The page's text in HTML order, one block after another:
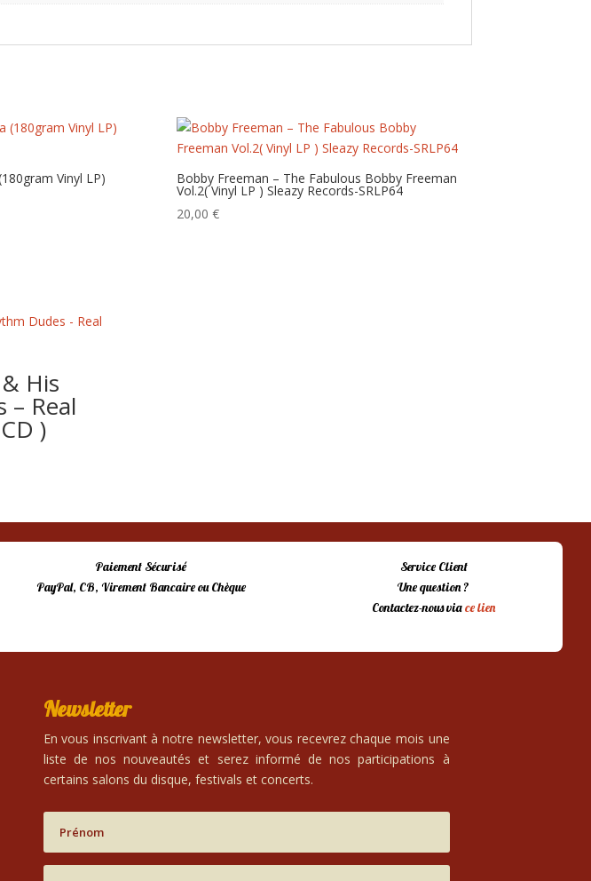
Vinyl LP) Bobby Freeman – The Fabulous Bobby Freeman
Vol.2( Vinyl LP ) Sleazy Records-SRLP64
20,00€
His
– Real
)
Paiement Sécurisé
PayPal, CB, Virement Bancaire ou Chèque
Service Client
Une question ?
Contactez-nous viace lien
Newsletter
En vous inscrivant à notre newsletter, vous recevrez chaque mois une
liste de nos nouveautés et serez informé de nos participations à
certains salons du disque, festivals et concerts.